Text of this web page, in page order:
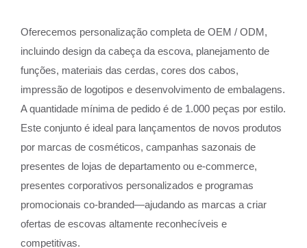
Oferecemos personalização completa de OEM / ODM,
incluindo design da cabeça da escova, planejamento de
funções, materiais das cerdas, cores dos cabos,
impressão de logotipos e desenvolvimento de embalagens.
A quantidade mínima de pedido é de 1.000 peças por estilo.
Este conjunto é ideal para lançamentos de novos produtos
por marcas de cosméticos, campanhas sazonais de
presentes de lojas de departamento ou e-commerce,
presentes corporativos personalizados e programas
promocionais co-branded—ajudando as marcas a criar
ofertas de escovas altamente reconhecíveis e
competitivas.